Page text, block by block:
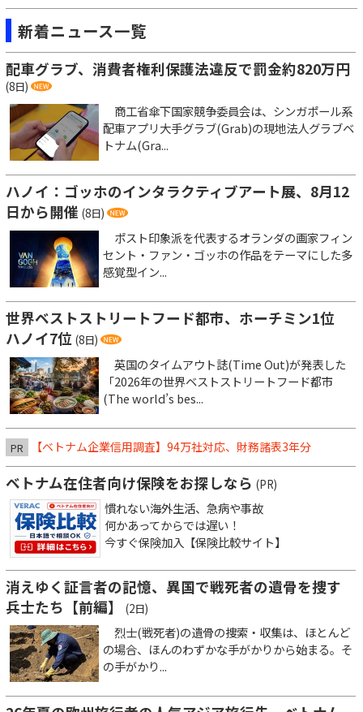
新着ニュース一覧
配車グラブ、消費者権利保護法違反で罰金約820万円
(8日)
商工省傘下国家競争委員会は、シンガポール系
配車アプリ大手グラブ(Grab)の現地法人グラブベ
トナム(Gra...
ハノイ：ゴッホのインタラクティブアート展、8月12
日から開催 (8日)
ポスト印象派を代表するオランダの画家フィン
セント・ファン・ゴッホの作品をテーマにした多
感覚型イン...
世界ベストストリートフード都市、ホーチミン1位
ハノイ7位 (8日)
英国のタイムアウト誌(Time Out)が発表した
「2026年の世界ベストストリートフード都市
(The world’s bes...
PR 【ベトナム企業信用調査】94万社対応、財務諸表3年分
ベトナム在住者向け保険をお探しなら (PR)
慣れない海外生活、急病や事故
何かあってからでは遅い！
今すぐ保険加入【保険比較サイト】
消えゆく証言者の記憶、異国で戦死者の遺骨を捜す
兵士たち【前編】
(2日)
烈士(戦死者)の遺骨の捜索・収集は、ほとんど
の場合、ほんのわずかな手がかりから始まる。そ
の手がかり...